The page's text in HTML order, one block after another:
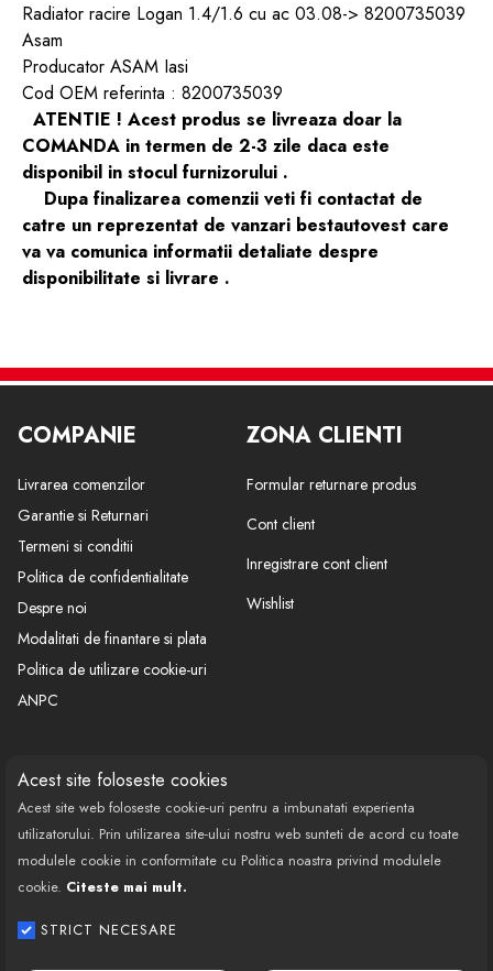
Acest site foloseste cookies
Acest site web foloseste cookie-uri pentru a imbunatati experienta
utilizatorului. Prin utilizarea site-ului nostru web sunteti de acord cu toate
modulele cookie in conformitate cu Politica noastra privind modulele
cookie. Citeste mai mult.
STRICT NECESARE
Radiator racire Logan 1.4/1.6 cu ac 03.08-> 8200735039
Asam
Producator ASAM Iasi
Cod OEM referinta : 8200735039
ATENTIE ! Acest produs se livreaza doar la
COMANDA in termen de 2-3 zile daca este
disponibil in stocul furnizorului .
Dupa finalizarea comenzii veti fi contactat de
catre un reprezentat de vanzari bestautovest care
va va comunica informatii detaliate despre
disponibilitate si livrare .
COMPANIE
Livrarea comenzilor
Garantie si Returnari
Termeni si conditii
Politica de confidentialitate
Despre noi
Modalitati de finantare si plata
Politica de utilizare cookie-uri
ANPC
ZONA CLIENTI
Formular returnare produs
Cont client
Inregistrare cont client
Wishlist
CONTACT
Call Center: 0377 100 941
Program de lucru: Luni-Vineri
08:00 - 18:00
Email: contact@bestautovest.ro